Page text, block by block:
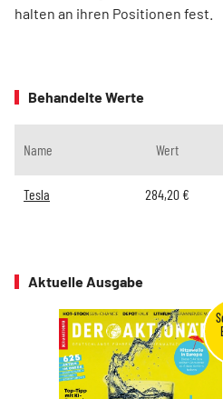
halten an ihren Positionen fest.
Behandelte Werte
Name Wert
Tesla 284,20 €
Aktuelle Ausgabe